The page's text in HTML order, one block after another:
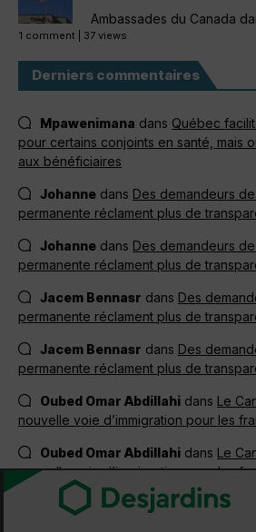
Ambassades du Canada
1 comment 37 views
Derniers commentaires
Mpawenimana dans Québec
pour certains conjoints en santé, mais
aux bénéficiaires
Johanne dans Des demandeurs
permanente réclament plus de
Johanne dans Des demandeurs
permanente réclament plus de
Jacem Bennasr dans Des
permanente réclament plus de
Jacem Bennasr dans Des
permanente réclament plus de
Oubed Omar Abdillahi dans Le
nouvelle voie d’immigration pour les
Oubed Omar Abdillahi dans Le
nouvelle voie d’immigration pour les
Oubed Omar AbdillahidansLe